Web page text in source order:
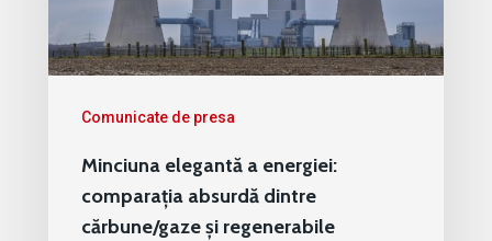
Comunicate de presa
Minciuna elegantă a energiei:
comparația absurdă dintre
cărbune/gaze și regenerabile